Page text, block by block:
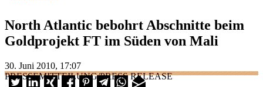
North Atlantic bebohrt Abschnitte beim
Goldprojekt FT im Süden von Mali
30. Juni 2010, 17:07
PRESSEMITTEILUNG/PRESS RELEASE